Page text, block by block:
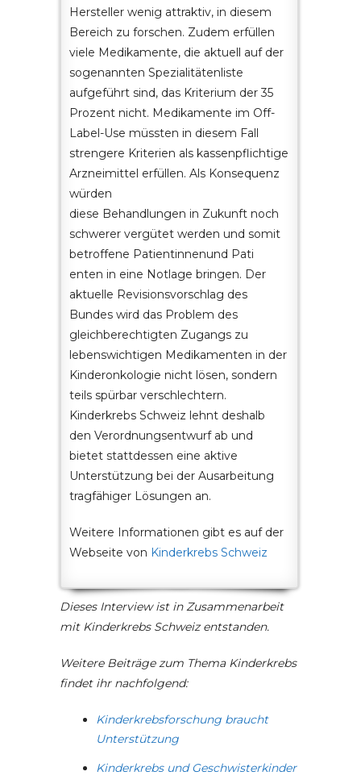
Hersteller wenig attraktiv, in diesem
Bereich zu forschen. Zudem erfüllen
viele Medikamente, die aktuell auf der
sogenannten Spezialitätenliste
aufgeführt sind, das Kriterium der 35
Prozent nicht. Medikamente im Off-
Label-Use müssten in diesem Fall
strengere Kriterien als kassenpflichtige
Arzneimittel erfüllen. Als Konsequenz
würden
diese Behandlungen in Zukunft noch
schwerer vergütet werden und somit
betroffene Patientinnenund Pati
enten in eine Notlage bringen. Der
aktuelle Revisionsvorschlag des
Bundes wird das Problem des
gleichberechtigten Zugangs zu
lebenswichtigen Medikamenten in der
Kinderonkologie nicht lösen, sondern
teils spürbar verschlechtern.
Kinderkrebs Schweiz lehnt deshalb
den Verordnungsentwurf ab und
bietet stattdessen eine aktive
Unterstützung bei der Ausarbeitung
tragfähiger Lösungen an.
Weitere Informationen gibt es auf der
Webseite von Kinderkrebs Schweiz
Dieses Interview ist in Zusammenarbeit
mit Kinderkrebs Schweiz entstanden.
Weitere Beiträge zum Thema Kinderkrebs
findet ihr nachfolgend:
Kinderkrebsforschung braucht
Unterstützung
Kinderkrebs und Geschwisterkinder